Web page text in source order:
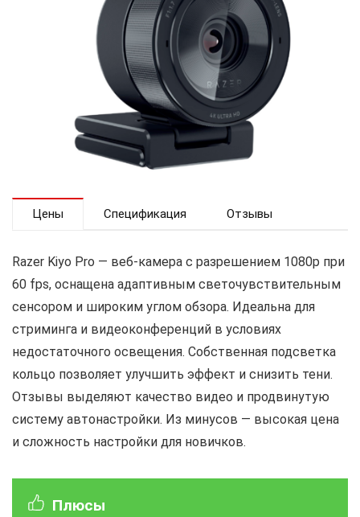
Цены Спецификация Отзывы
Razer Kiyo Pro — веб-камера с разрешением 1080p при
60 fps, оснащена адаптивным светочувствительным
сенсором и широким углом обзора. Идеальна для
стриминга и видеоконференций в условиях
недостаточного освещения. Собственная подсветка
кольцо позволяет улучшить эффект и снизить тени.
Отзывы выделяют качество видео и продвинутую
систему автонастройки. Из минусов — высокая цена
и сложность настройки для новичков.
Плюсы